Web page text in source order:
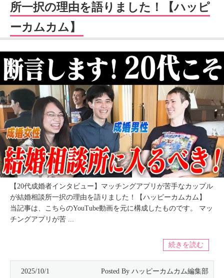
所一択の理由を語りました！【ハッピ
ーカムカム】
2025/10/1
【20代成婚者インタビュー】マッチングアプリが苦手なカップル
が結婚相談所一択の理由を語りました！【ハッピーカムカム】
当記事は、こちらのYouTube動画を元に構成したものです。 マッ
チングアプリが苦 ...
続きを読む